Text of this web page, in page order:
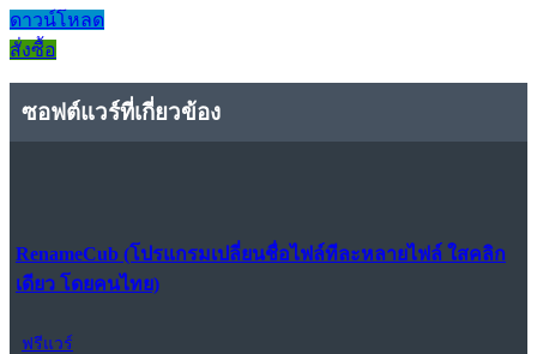
ดาวน์โหลด
สั่งซื้อ
ซอฟต์แวร์ที่เกี่ยวข้อง
RenameCub (โปรแกรมเปลี่ยนชื่อไฟล์ทีละหลายไฟล์ ใสคลิก
เดียว โดยคนไทย)
ฟรีแวร์